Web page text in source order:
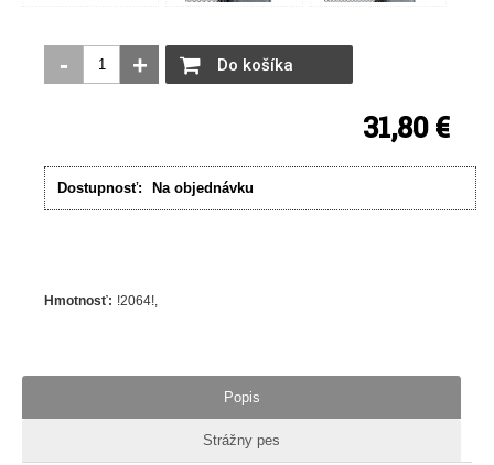
- + Do košíka
31,80 €
Dostupnosť: Na objednávku
Hmotnosť: !2064!
Popis
Strážny pes